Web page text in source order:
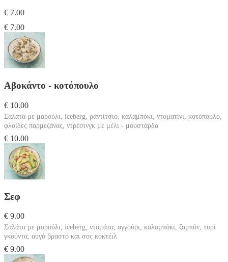
€ 7.00
€ 7.00
Αβοκάντο - κοτόπουλο
€ 10.00
Σαλάτα με μαρούλι, iceberg, ραντίτσιο, καλαμπόκι, ντοματίνι, κοτόπουλο,
φλοίδες παρμεζάνας, ντρέσινγκ με μέλι - μουστάρδα
€ 10.00
Σεφ
€ 9.00
Σαλάτα με μαρούλι, iceberg, ντομάτα, αγγούρι, καλαμπόκι, ζαμπόν, τυρί
γκούντα, αυγό βραστό και σος κοκτέιλ
€ 9.00